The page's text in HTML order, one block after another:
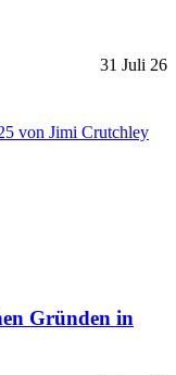
31 Juli 26
Gründen in